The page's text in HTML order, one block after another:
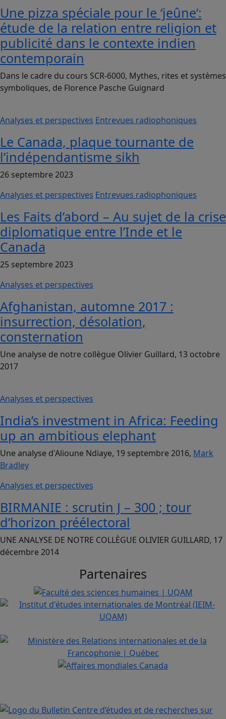
Une pizza spéciale pour le ‘jeûne’:
étude de la relation entre religion et
publicité dans le contexte indien
contemporain
Dans le cadre du cours SCR-6000, Mythes, rites et systèmes
symboliques, de Florence Pasche Guignard
Analyses et perspectives Entrevues radiophoniques
Le Canada, plaque tournante de
l’indépendantisme sikh
26 septembre 2023
Analyses et perspectives Entrevues radiophoniques
Les Faits d’abord – Au sujet de la crise
diplomatique entre l’Inde et le
Canada
25 septembre 2023
Analyses et perspectives
Afghanistan, automne 2017 :
insurrection, désolation,
consternation
Une analyse de notre collègue Olivier Guillard, 13 octobre
2017
Analyses et perspectives
India’s investment in Africa: Feeding
up an ambitious elephant
Une analyse d'Alioune Ndiaye, 19 septembre 2016, Mark
Bradley
Analyses et perspectives
BIRMANIE : scrutin J – 300 ; tour
d’horizon préélectoral
UNE ANALYSE DE NOTRE COLLÈGUE OLIVIER GUILLARD, 17
décembre 2014
Partenaires